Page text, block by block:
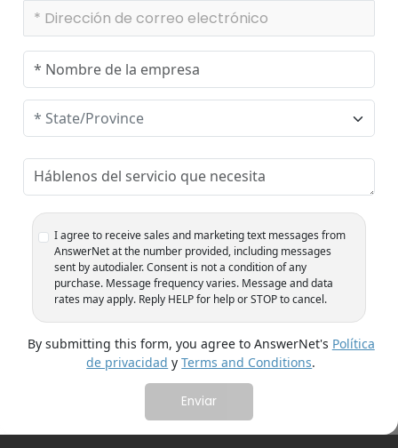
d
S
t
a
t
s
+
I agree to receive sales and marketing text messages from
AnswerNet at the number provided, including messages
sent by autodialer. Consent is not a condition of any
purchase. Message frequency varies. Message and data
rates may apply. Reply HELP for help or STOP to cancel.
By submitting this form, you agree to AnswerNet's Política
de privacidad yTerms and Conditions.